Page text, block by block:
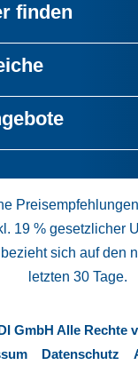
finden
19 % gesetzlicher
sich auf den
letzten 30 Tage.
GmbH Alle Rechte
Datenschutz